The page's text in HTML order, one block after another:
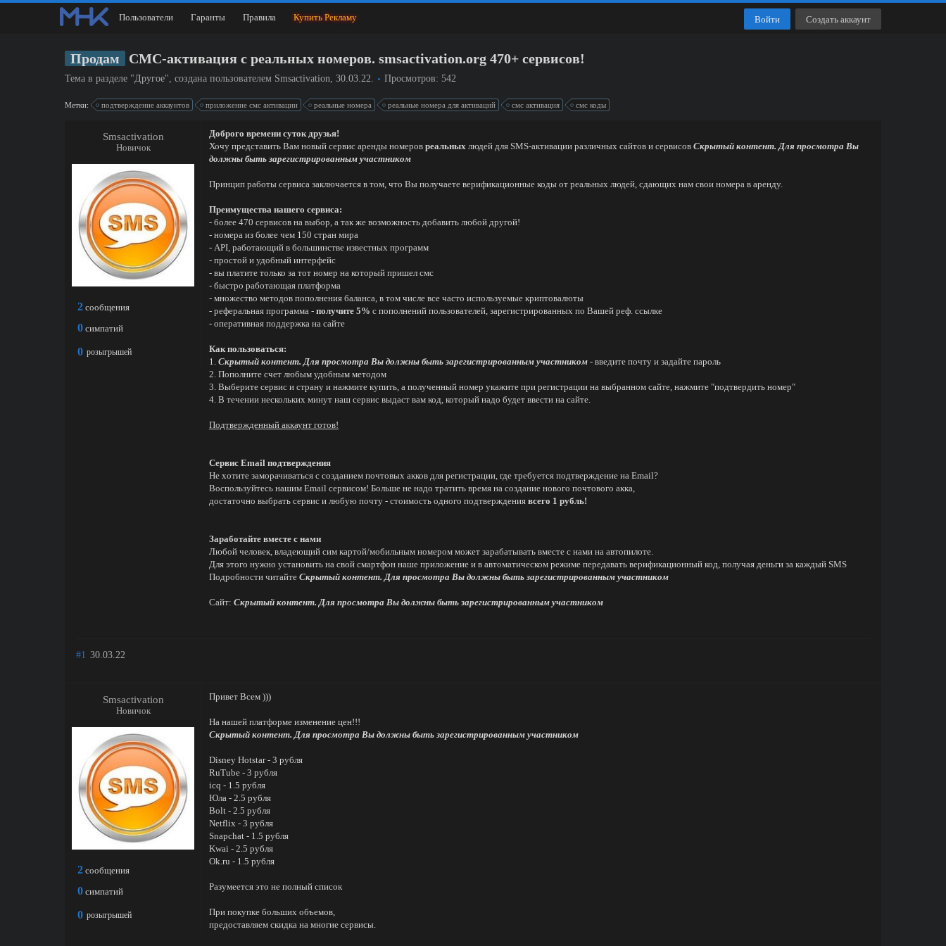
Продам СМС-активация с реальных номеров. smsactivation.org 470+ сервисов!
Тема в разделе "Другое", создана пользователем Smsactivation, 30.03.22. Просмотров: 542
Метки: подтверждение аккаунтов приложение смс активации реальные номера реальные номера для активаций смс активация смс коды
Smsactivation
Новичок
2 сообщения
0 симпатий
0 розыгрышей
Доброго времени суток друзья!
Хочу представить Вам новый сервис аренды номеров реальных людей для SMS-активации различных сайтов и сервисов Скрытый контент. Для просмотра Вы
должны быть зарегистрированным участником
Принцип работы сервиса заключается в том, что Вы получаете верификационные коды от реальных людей, сдающих нам свои номера в аренду.
Преимущества нашего сервиса:
- более 470 сервисов на выбор, а так же возможность добавить любой другой!
- номера из более чем 150 стран мира
- API, работающий в большинстве известных программ
- простой и удобный интерфейс
- вы платите только за тот номер на который пришел смс
- быстро работающая платформа
- множество методов пополнения баланса, в том числе все часто используемые криптовалюты
- реферальная программа - получите 5% с пополнений пользователей, зарегистрированных по Вашей реф. ссылке
- оперативная поддержка на сайте
Как пользоваться:
1. Скрытый контент. Для просмотра Вы должны быть зарегистрированным участником - введите почту и задайте пароль
2. Пополните счет любым удобным методом
3. Выберите сервис и страну и нажмите купить, а полученный номер укажите при регистрации на выбранном сайте, нажмите "подтвердить номер"
4. В течении нескольких минут наш сервис выдаст вам код, который надо будет ввести на сайте.
Подтвержденный аккаунт готов!
Сервис Email подтверждения
Не хотите заморачиваться с созданием почтовых акков для регистрации, где требуется подтверждение на Email?
Воспользуйтесь нашим Email сервисом! Больше не надо тратить время на создание нового почтового акка,
достаточно выбрать сервис и любую почту - стоимость одного подтверждения всего 1 рубль!
Заработайте вместе с нами
Любой человек, владеющий сим картой/мобильным номером может зарабатывать вместе с нами на автопилоте.
Для этого нужно установить на свой смартфон наше приложение и в автоматическом режиме передавать верификационный код, получая деньги за каждый SMS
Подробности читайте Скрытый контент. Для просмотра Вы должны быть зарегистрированным участником
Сайт: Скрытый контент. Для просмотра Вы должны быть зарегистрированным участником
#1 30.03.22
Smsactivation
Новичок
2 сообщения
0 симпатий
0 розыгрышей
Привет Всем )))
На нашей платформе изменение цен!!!
Скрытый контент. Для просмотра Вы должны быть зарегистрированным участником
Disney Hotstar - 3 рубля
RuTube - 3 рубля
icq - 1.5 рубля
Юла - 2.5 рубля
Bolt - 2.5 рубля
Netflix - 3 рубля
Snapchat - 1.5 рубля
Kwai - 2.5 рубля
Ok.ru - 1.5 рубля
Разумеется это не полный список
При покупке больших объемов,
предоставляем скидка на многие сервисы.
Пользователи Гаранты Правила Купить Рекламу Войти Создать аккаунт